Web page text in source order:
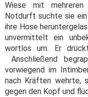
Wiese mit mehreren
Notdurft suchte sie ein
ihre Hose
unvermittelt ein
wortlos um. Er
Anschließend
vorwiegend im
nach Kräften wehrte,
gegen den Kopf und